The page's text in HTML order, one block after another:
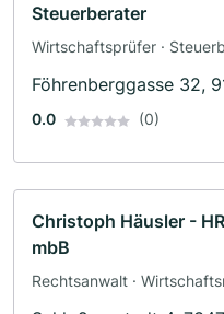
Steuerberater
Wirtschaftsprüfer ·
Föhrenberggasse 32,
0.0 (0)
Christoph Häusler -
mbB
Rechtsanwalt ·